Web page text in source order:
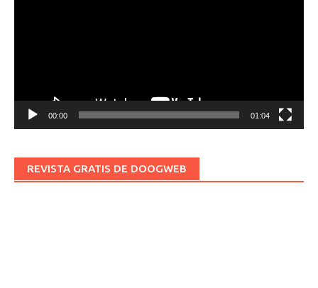
00:00 01:04
REVISTA GRATIS DE DOOGWEB